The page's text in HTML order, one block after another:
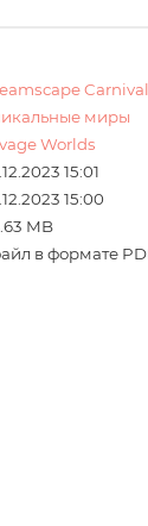
Carnival
миры
Worlds
15:01
15:00
MB
в формате